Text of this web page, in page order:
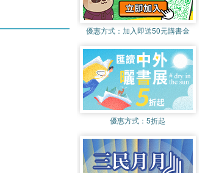
優惠方式： 加入即送50元購書金
優惠方式：5折起